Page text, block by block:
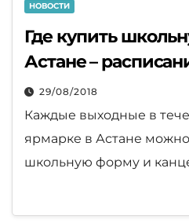
НОВОСТИ
Где купить
Астане –
29/08/2018
Каждые выходные в
ярмарке в Астане
школьную форму и